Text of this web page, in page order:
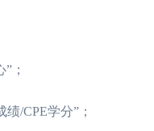
；
/CPE学分”；